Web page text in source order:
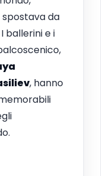
da
ballerini e i
, hanno